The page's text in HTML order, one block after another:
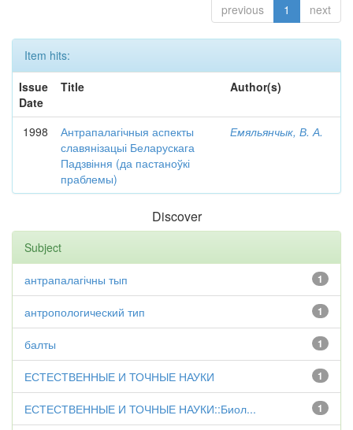
previous 1 next
Item hits:
Issue
Date
Title Author(s)
1998
Антрапалагічныя аспекты
славянізацыі Беларускага
Падзвіння (да пастаноўкі
праблемы)
Емяльянчык, В. А.
Discover
Subject
1
антрапалагічны тып
1
антропологический тип
1
балты
1
ЕСТЕСТВЕННЫЕ И ТОЧНЫЕ НАУКИ
1
ЕСТЕСТВЕННЫЕ И ТОЧНЫЕ НАУКИ::Биол...